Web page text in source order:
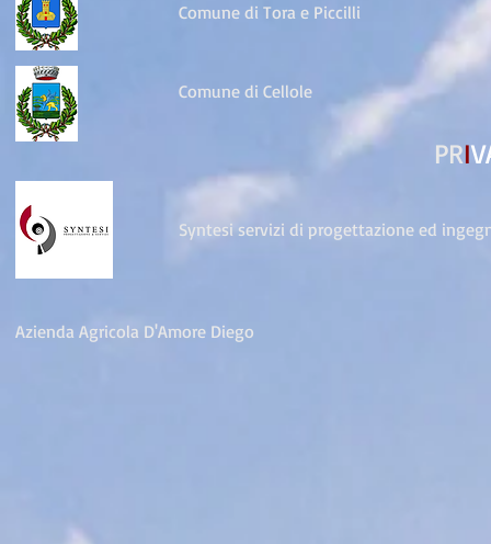
Comune di Tora e Piccilli
Comune di Cellole
PRI
Syntesi servizi di progettazione ed
Azienda Agricola D'Amore Diego